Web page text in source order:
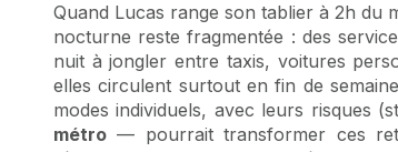
Quand Lucas range son tablier à 2h du
nocturne reste fragmentée : des
nuit à jongler entre taxis, voitures
elles circulent surtout en fin de
modes individuels, avec leurs risques
métro — pourrait transformer ces